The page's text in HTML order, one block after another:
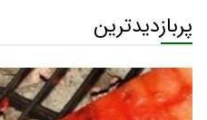
پربازدیدترین